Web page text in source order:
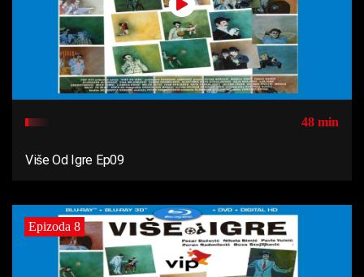
48 min
Više Od Igre Ep09
Epizoda 8